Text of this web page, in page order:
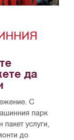
да
С
парк
услуги,
до